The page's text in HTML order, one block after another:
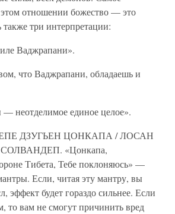
отношении божество — это
три интерпретации:
Ваджрапани».
что Ваджрапани, обладаешь и
неотделимое единое целое».
ДЗУГЬЕН ЦОНКАПА / ЛОСАН
«Цонкапа,
Тибета, Тебе поклоняюсь» —
Если, читая эту мантру, вы
эффект будет гораздо сильнее. Если
то вам не смогут причинить вред